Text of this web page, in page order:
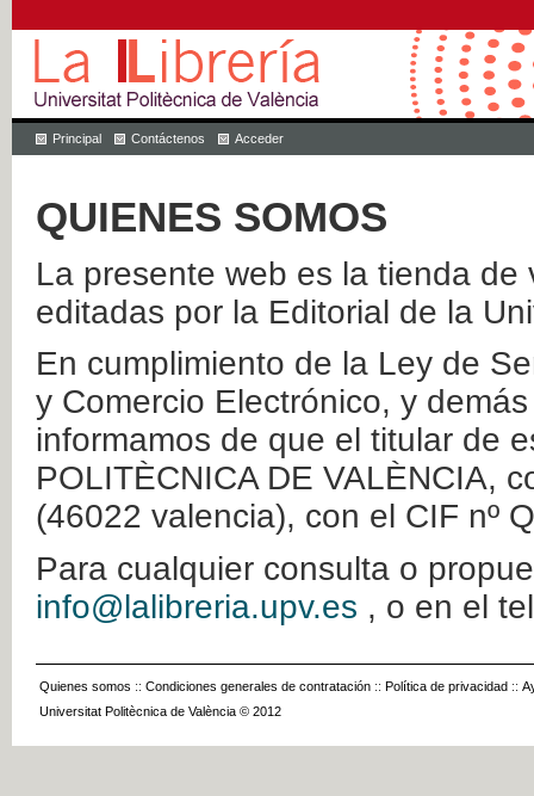
Principal Contáctenos Acceder
QUIENES SOMOS
La presente web es la tienda
editadas por la Editorial de la
En cumplimiento de la Ley de
y Comercio Electrónico, y
informamos de que el titular de
POLITÈCNICA DE VALÈNCIA,
(46022 valencia), con el CIF nº
Para cualquier consulta o
info@lalibreria.upv.es , o en el
Quienes somos :: Condiciones generales de contratación :: Política de privacidad ::
Universitat Politècnica de València © 2012